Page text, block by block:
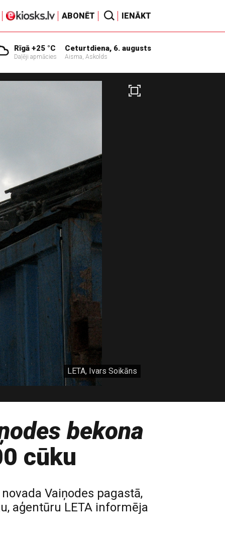
ABONĒT IENĀKT
Rīgā +25 °C
Daļēji apmācies
Ceturtdiena, 6. augusts
Aisma, Askolds
LETA, Ivars Soikāns
bekona
cūku
Vaiņodes pagastā,
aģentūru LETA informēja